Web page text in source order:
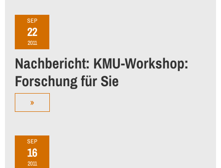
SEP
22
2011
Nachbericht: KMU-Workshop:
Forschung für Sie
»
SEP
16
2011